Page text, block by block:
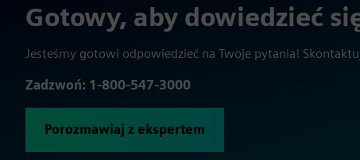
Gotowy, aby dowiedzieć
Jesteśmy gotowi odpowiedzieć na Twoje pytania!
Zadzwoń: 1-800-547-3000
Porozmawiaj z ekspertem